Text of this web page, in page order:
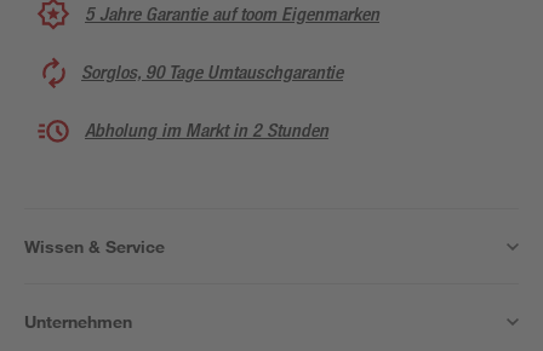
5 Jahre Garantie auf toom Eigenmarken
Sorglos, 90 Tage Umtauschgarantie
Abholung im Markt in 2 Stunden
Wissen & Service
Unternehmen